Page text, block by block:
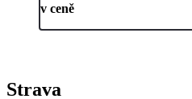
v ceně
Strava